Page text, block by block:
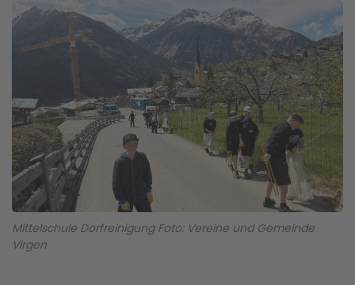
Mittelschule Dorfreinigung Foto: Vereine und Gemeinde
Virgen